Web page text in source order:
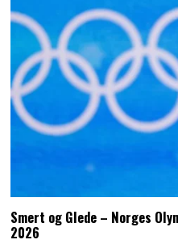
Smert og Glede – Norges
2026